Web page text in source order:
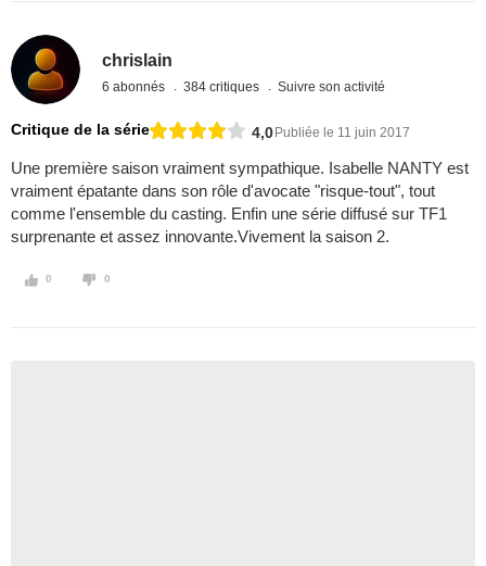
chrislain
6 abonnés 384 critiques Suivre son activité
Critique de la série 4,0Publiée le 11 juin 2017
Une première saison vraiment sympathique. Isabelle NANTY est
vraiment épatante dans son rôle d'avocate "risque-tout", tout
comme l'ensemble du casting. Enfin une série diffusé sur TF1
surprenante et assez innovante.Vivement la saison 2.
0 0